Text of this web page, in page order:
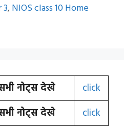
,NIOS class 10 Home
नोट्स देखे
click
नोट्स देखे
click